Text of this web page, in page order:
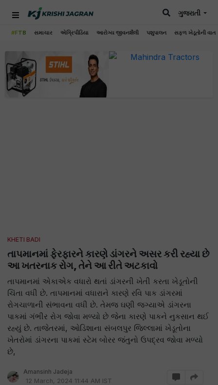
#FTB સમાચાર એગ્રિપીડિયા આરોગ્ય જીવનશૈલી પશુપાલન સફળ ખેડૂતોની વાત
ગુજરાતી
KHETI BADI
તાપમાનમાં ફેરફારને કારણે ડાંગરને અસર કરી રહ્યા છે
આ ખતરનાક રોગ, તેને આ રીતે અટકાવો
તાપમાનમાં એકાએક વધારો થતાં ડાંગરની ખેતી કરતા ખેડૂતોની
ચિંતા વધી છે. તાપમાનમાં વધારાને કારણે રવિ પાક ડાંગરમાં
રોગચાળાની સંભાવના વધી છે. તેમજ ઘણી જગ્યાએ ડાંગરના
પાકમાં ગંભીર રોગ જોવા મળ્યો છે જેના કારણે પાકને નુકસાન થઈ
રહ્યું છે. તાજેતરમાં, ઓડિશાના સંબલપુર જિલ્લામાં ખેડૂતોના
ખેતરોમાં ડાંગરના પાકમાં સ્ટેમ બોરર જંતુનો ઉપદ્રવ જોવા મળ્યો
છે,
Amansinh Jadeja
12 March, 2024 11:44 AM IST